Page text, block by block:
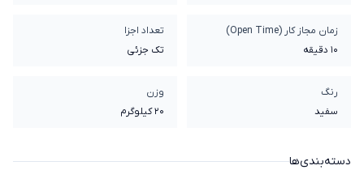
زمان مجاز کار (Open Time)
10 دقیقه
تعداد اجزا
تک جزئی
رنگ
سفید
وزن
20 کیلوگرم
دسته‌بندی‌ها